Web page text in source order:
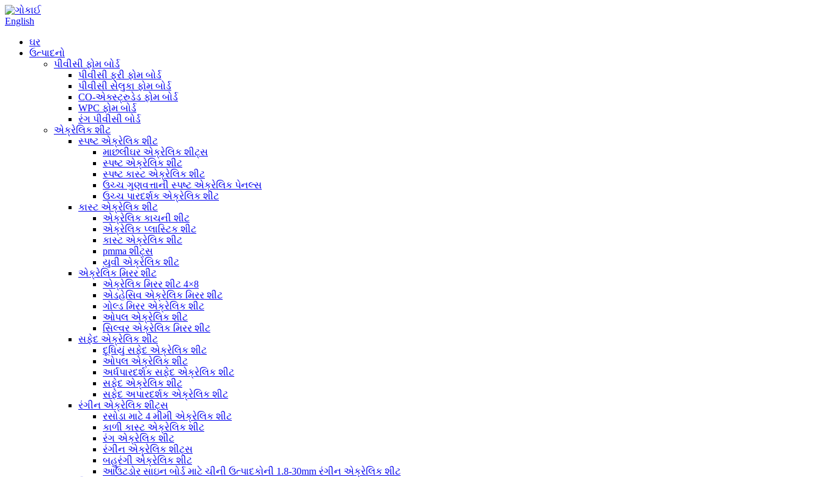
English
ઘર
ઉત્પાદનો
પીવીસી ફોમ બોર્ડ
પીવીસી ફ્રી ફોમ બોર્ડ
પીવીસી સેલુકા ફોમ બોર્ડ
CO-એક્સ્ટ્રુડેડ ફોમ બોર્ડ
WPC ફોમ બોર્ડ
રંગ પીવીસી બોર્ડ
એક્રેલિક શીટ
સ્પષ્ટ એક્રેલિક શીટ
માછલીઘર એક્રેલિક શીટ્સ
સ્પષ્ટ એક્રેલિક શીટ
સ્પષ્ટ કાસ્ટ એક્રેલિક શીટ
ઉચ્ચ ગુણવત્તાની સ્પષ્ટ એક્રેલિક પેનલ્સ
ઉચ્ચ પારદર્શક એક્રેલિક શીટ
કાસ્ટ એક્રેલિક શીટ
એક્રેલિક કાચની શીટ
એક્રેલિક પ્લાસ્ટિક શીટ
કાસ્ટ એક્રેલિક શીટ
pmma શીટ્સ
યુવી એક્રેલિક શીટ
એક્રેલિક મિરર શીટ
એક્રેલિક મિરર શીટ 4×8
એડહેસિવ એક્રેલિક મિરર શીટ
ગોલ્ડ મિરર એક્રેલિક શીટ
ઓપલ એક્રેલિક શીટ
સિલ્વર એક્રેલિક મિરર શીટ
સફેદ એક્રેલિક શીટ
દૂધિયું સફેદ એક્રેલિક શીટ
ઓપલ એક્રેલિક શીટ
અર્ધપારદર્શક સફેદ એક્રેલિક શીટ
સફેદ એક્રેલિક શીટ
સફેદ અપારદર્શક એક્રેલિક શીટ
રંગીન એક્રેલિક શીટ્સ
રસોડા માટે 4 મીમી એક્રેલિક શીટ
કાળી કાસ્ટ એક્રેલિક શીટ
રંગ એક્રેલિક શીટ
રંગીન એક્રેલિક શીટ્સ
બહુરંગી એક્રેલિક શીટ
આઉટડોર સાઇન બોર્ડ માટે ચીની ઉત્પાદકોની 1.8-30mm રંગીન એક્રેલિક શીટ